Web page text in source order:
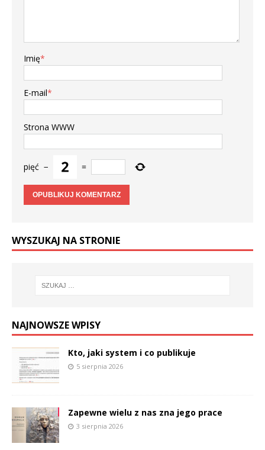
Imię*
E-mail*
Strona WWW
pięć − =
WYSZUKAJ NA STRONIE
NAJNOWSZE WPISY
Kto, jaki system i co publikuje
5 sierpnia 2026
Zapewne wielu z nas zna jego prace
3 sierpnia 2026